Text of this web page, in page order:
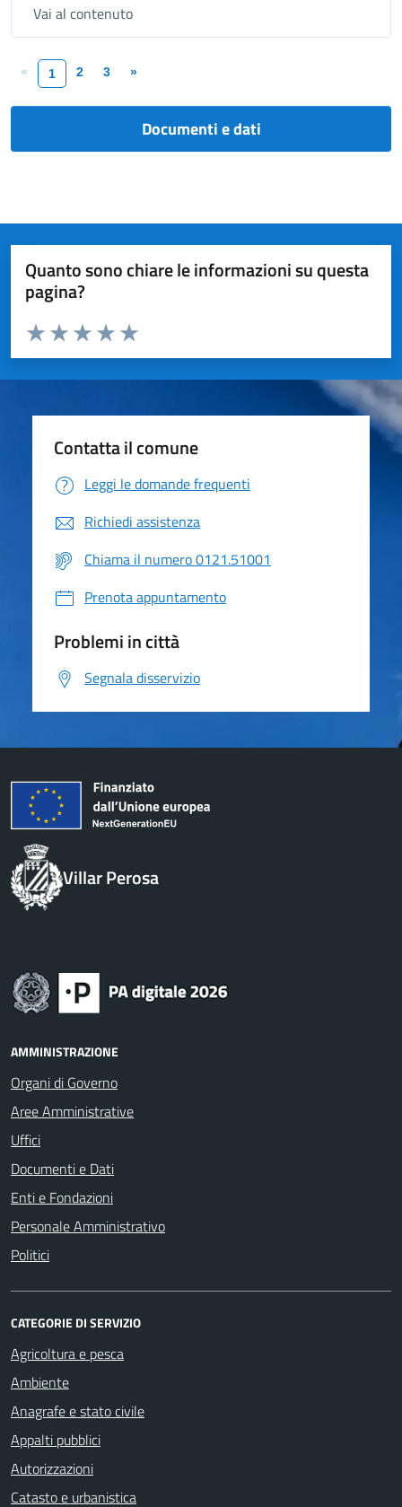
Vai al contenuto
« 1 2 3 »
Documenti e dati
Quanto sono chiare le informazioni su questa
pagina?
Valuta da 1 a 5 stelle la pagina
Valuta 5 stelle su 5
Valuta 4 stelle su 5
Valuta 3 stelle su 5
Valuta 2 stelle su 5
Valuta 1 stelle su 5
Contatta il comune
Leggi le domande frequenti
Richiedi assistenza
Chiama il numero 0121.51001
Prenota appuntamento
Problemi in città
Segnala disservizio
Villar Perosa
AMMINISTRAZIONE
Organi di Governo
Aree Amministrative
Uffici
Documenti e Dati
Enti e Fondazioni
Personale Amministrativo
Politici
CATEGORIE DI SERVIZIO
Agricoltura e pesca
Ambiente
Anagrafe e stato civile
Appalti pubblici
Autorizzazioni
Catasto e urbanistica